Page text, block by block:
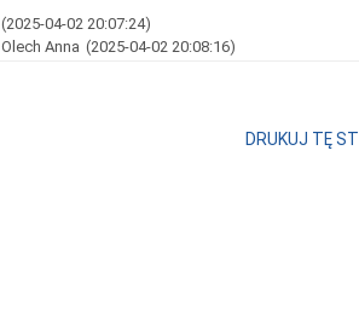
(2025-04-02 20:07:24)
Olech Anna (2025-04-02 20:08:16)
DRUKUJ TĘ